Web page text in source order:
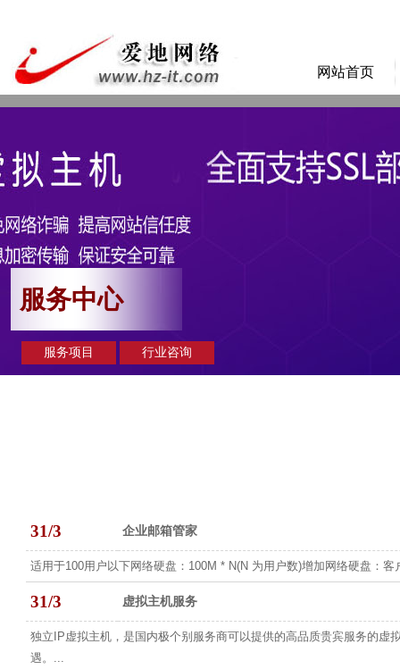
网站首页
服务中心
服务项目 行业咨询
31/3 企业邮箱管家
适用于100用户以下网络硬盘：100M * N(N 为用户数)增加网络硬盘：
31/3 虚拟主机服务
独立IP虚拟主机，是国内极个别服务商可以提供的高品质贵宾服务的
遇。...